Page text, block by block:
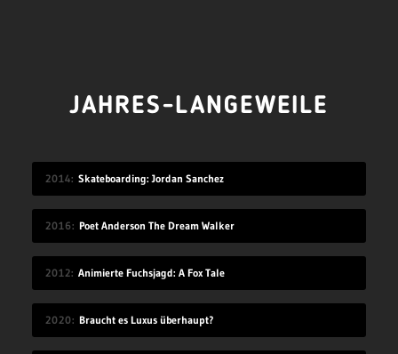
JAHRES-LANGEWEILE
2014 Skateboarding: Jordan Sanchez
2016 Poet Anderson The Dream Walker
2012 Animierte Fuchsjagd: A Fox Tale
2020 Braucht es Luxus überhaupt?